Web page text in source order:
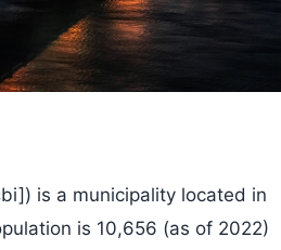
is a municipality located in
is 10,656 (as of 2022)